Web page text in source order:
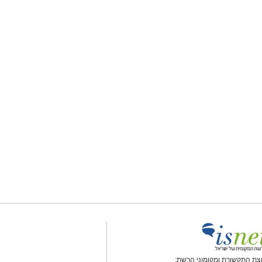
התקשורת ומקומוני הרשת: